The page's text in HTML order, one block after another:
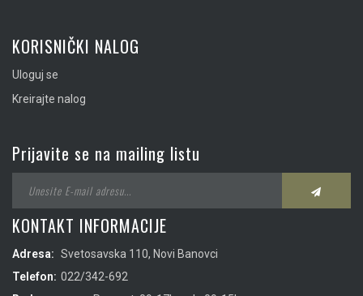
KORISNIČKI NALOG
Uloguj se
Kreirajte nalog
Prijavite se na mailing listu
KONTAKT INFORMACIJE
Adresa: Svetosavska 110, Novi Banovci
Telefon: 022/342-692